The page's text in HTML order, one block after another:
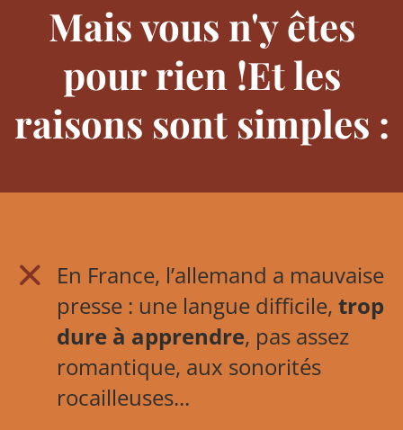
Mais vous n'y êtes
pour rien !Et les
raisons sont simples :
En France, l’allemand a mauvaise
presse : une langue difficile, trop
dure à apprendre, pas assez
romantique, aux sonorités
rocailleuses...